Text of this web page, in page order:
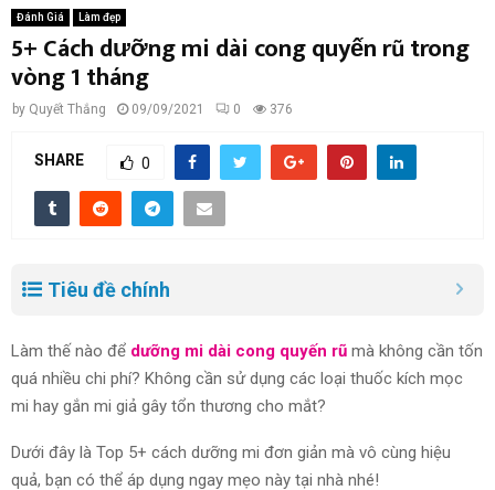
Đánh Giá Làm đẹp
5+ Cách dưỡng mi dài cong quyến rũ trong
vòng 1 tháng
by Quyết Thắng 09/09/2021 0 376
SHARE 0
Tiêu đề chính
Làm thế nào để dưỡng mi dài cong quyến rũ mà không cần tốn
quá nhiều chi phí? Không cần sử dụng các loại thuốc kích mọc
mi hay gắn mi giả gây tổn thương cho mắt?
Dưới đây là Top 5+ cách dưỡng mi đơn giản mà vô cùng hiệu
quả, bạn có thể áp dụng ngay mẹo này tại nhà nhé!